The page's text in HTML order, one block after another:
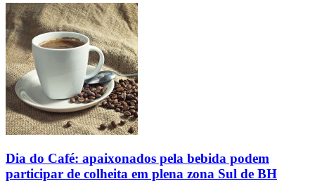
Dia do Café: apaixonados pela bebida podem
participar de colheita em plena zona Sul de BH